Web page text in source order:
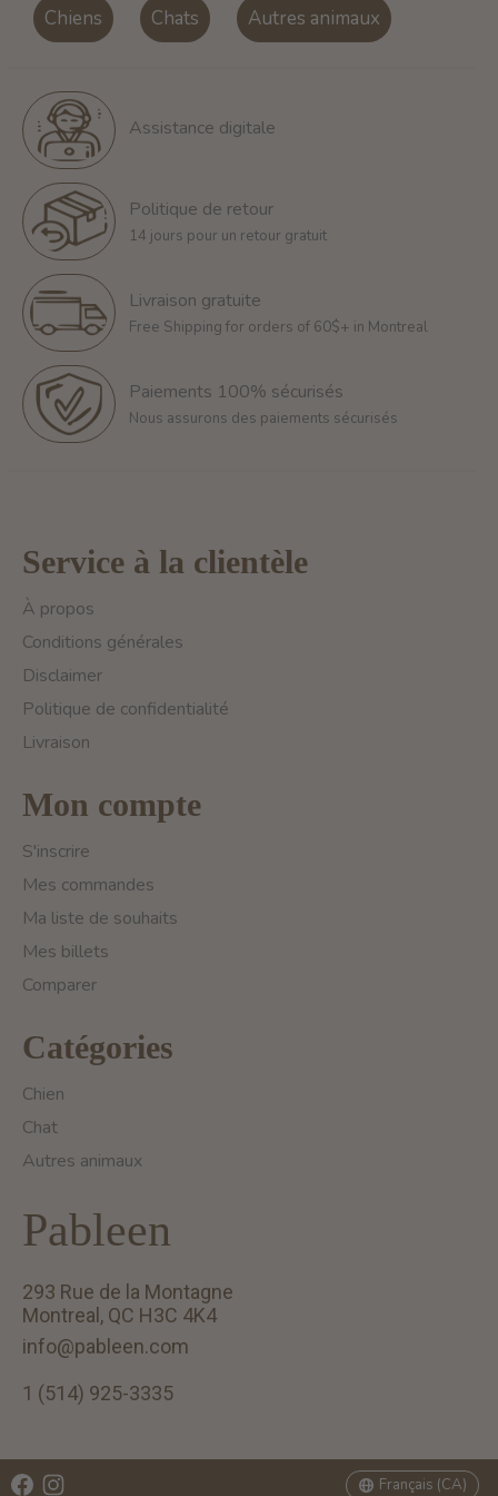
Chiens Chats Autres animaux
Assistance digitale
Politique de retour
14 jours pour un retour gratuit
Livraison gratuite
Free Shipping for orders of 60$+ in Montreal
Paiements 100% sécurisés
Nous assurons des paiements sécurisés
Service à la clientèle
À propos
Conditions générales
Disclaimer
Politique de confidentialité
Livraison
Mon compte
S'inscrire
Mes commandes
Ma liste de souhaits
Mes billets
Comparer
Catégories
Chien
Chat
Autres animaux
Pableen
293 Rue de la Montagne
Montreal, QC H3C 4K4
info@pableen.com
1 (514) 925-3335
Français (CA)